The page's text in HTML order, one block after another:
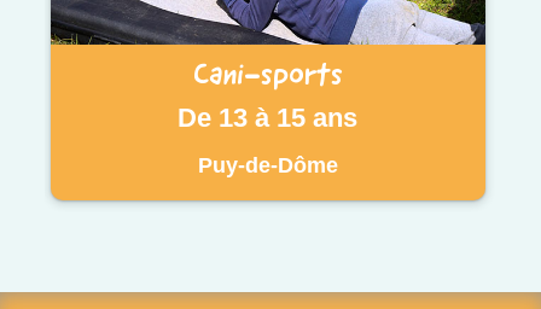
Cani-sports
De 13 à 15 ans
Puy-de-Dôme